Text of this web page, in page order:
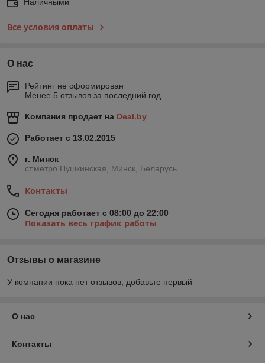
Все условия оплаты
О нас
Рейтинг не сформирован
Менее 5 отзывов за последний год
Компания продает на Deal.by
Работает с 13.02.2015
г. Минск
ст.метро Пушкинская, Минск, Беларусь
Контакты
Сегодня работает с 08:00 до 22:00
Показать весь график работы
Отзывы о магазине
У компании пока нет отзывов, добавьте первый
О нас
Контакты